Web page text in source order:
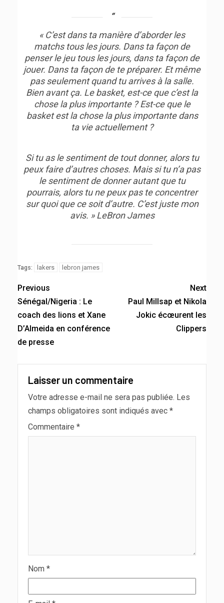
« C’est dans ta manière d’aborder les
matchs tous les jours. Dans ta façon de
penser le jeu tous les jours, dans ta façon de
jouer. Dans ta façon de te préparer. Et même
pas seulement quand tu arrives à la salle.
Bien avant ça. Le basket, est-ce que c’est la
chose la plus importante ? Est-ce que le
basket est la chose la plus importante dans
ta vie actuellement ?
Si tu as le sentiment de tout donner, alors tu
peux faire d’autres choses. Mais si tu n’a pas
le sentiment de donner autant que tu
pourrais, alors tu ne peux pas te concentrer
sur quoi que ce soit d’autre. C’est juste mon
avis. » LeBron James
Tags: lakers lebron james
Previous
Sénégal/Nigeria : Le
coach des lions et Xane
D’Almeida en conférence
de presse
Next
Paul Millsap et Nikola
Jokic écœurent les
Clippers
Laisser un commentaire
Votre adresse e-mail ne sera pas publiée. Les
champs obligatoires sont indiqués avec *
Commentaire *
Nom *